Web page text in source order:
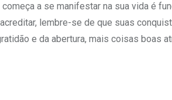
a se manifestar na sua vida é
lembre-se de que suas
e da abertura, mais coisas boas